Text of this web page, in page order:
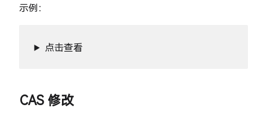
示例：
点击查看
CAS 修改